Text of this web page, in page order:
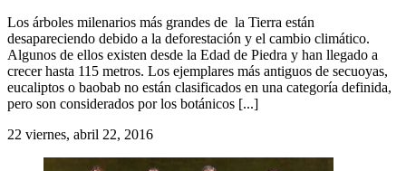
Los árboles milenarios más grandes de la Tierra están
desapareciendo debido a la deforestación y el cambio climático.
Algunos de ellos existen desde la Edad de Piedra y han llegado a
crecer hasta 115 metros. Los ejemplares más antiguos de secuoyas,
eucaliptos o baobab no están clasificados en una categoría definida,
pero son considerados por los botánicos [...]
22 viernes, abril 22, 2016